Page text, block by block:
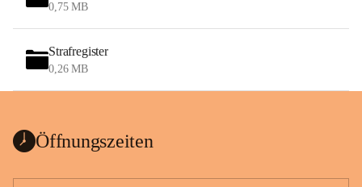
0,75 MB
Strafregister
0,26 MB
Öffnungszeiten